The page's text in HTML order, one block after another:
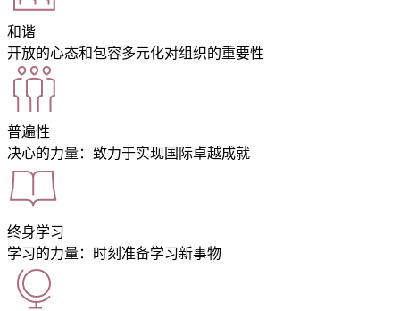
和谐
开放的心态和包容多元化对组织的重要性
普遍性
决心的力量：致力于实现国际卓越成就
终身学习
学习的力量：时刻准备学习新事物